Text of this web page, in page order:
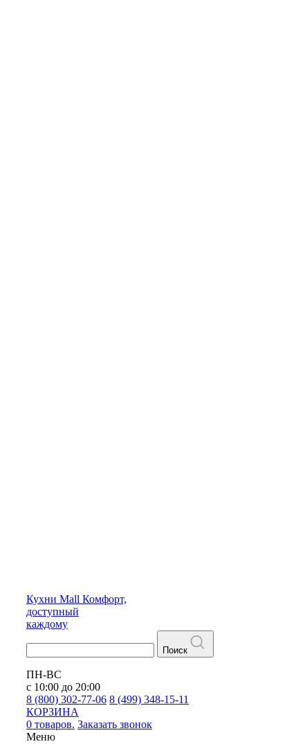
Кухни Mall Комфорт,
доступный
каждому
Поиск
ПН-ВС
с 10:00 до 20:00
8 (800) 302-77-06 8 (499) 348-15-11
КОРЗИНА
0 товаров. Заказать звонок
Меню